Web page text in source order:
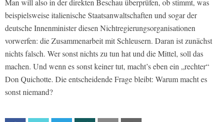
Man will also in der direkten Beschau überprüfen, ob stimmt, was
beispielsweise italienische Staatsanwaltschaften und sogar der
deutsche Innenminister diesen Nichtregierungsorganisationen
vorwerfen: die Zusammenarbeit mit Schleusern. Daran ist zunächst
nichts falsch. Wer sonst nichts zu tun hat und die Mittel, soll das
machen. Und wenn es sonst keiner tut, macht’s eben ein „rechter“
Don Quichotte. Die entscheidende Frage bleibt: Warum macht es
sonst niemand?